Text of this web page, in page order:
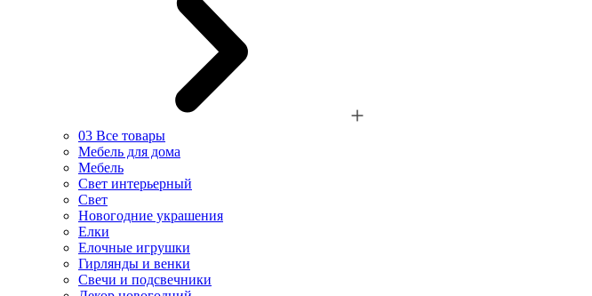
03 Все товары
Мебель для дома
Мебель
Свет интерьерный
Свет
Новогодние украшения
Елки
Елочные игрушки
Гирлянды и венки
Свечи и подсвечники